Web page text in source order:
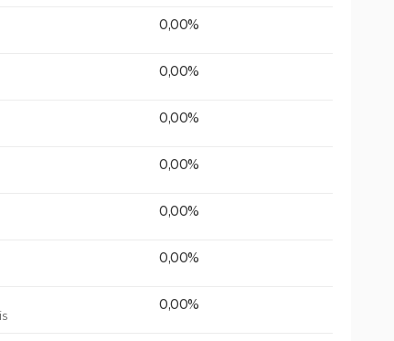
0,00%
0,00%
0,00%
0,00%
0,00%
0,00%
0,00%